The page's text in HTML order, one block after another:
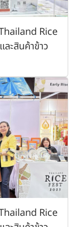
Rice
ะสินค้าข้าว
Rice